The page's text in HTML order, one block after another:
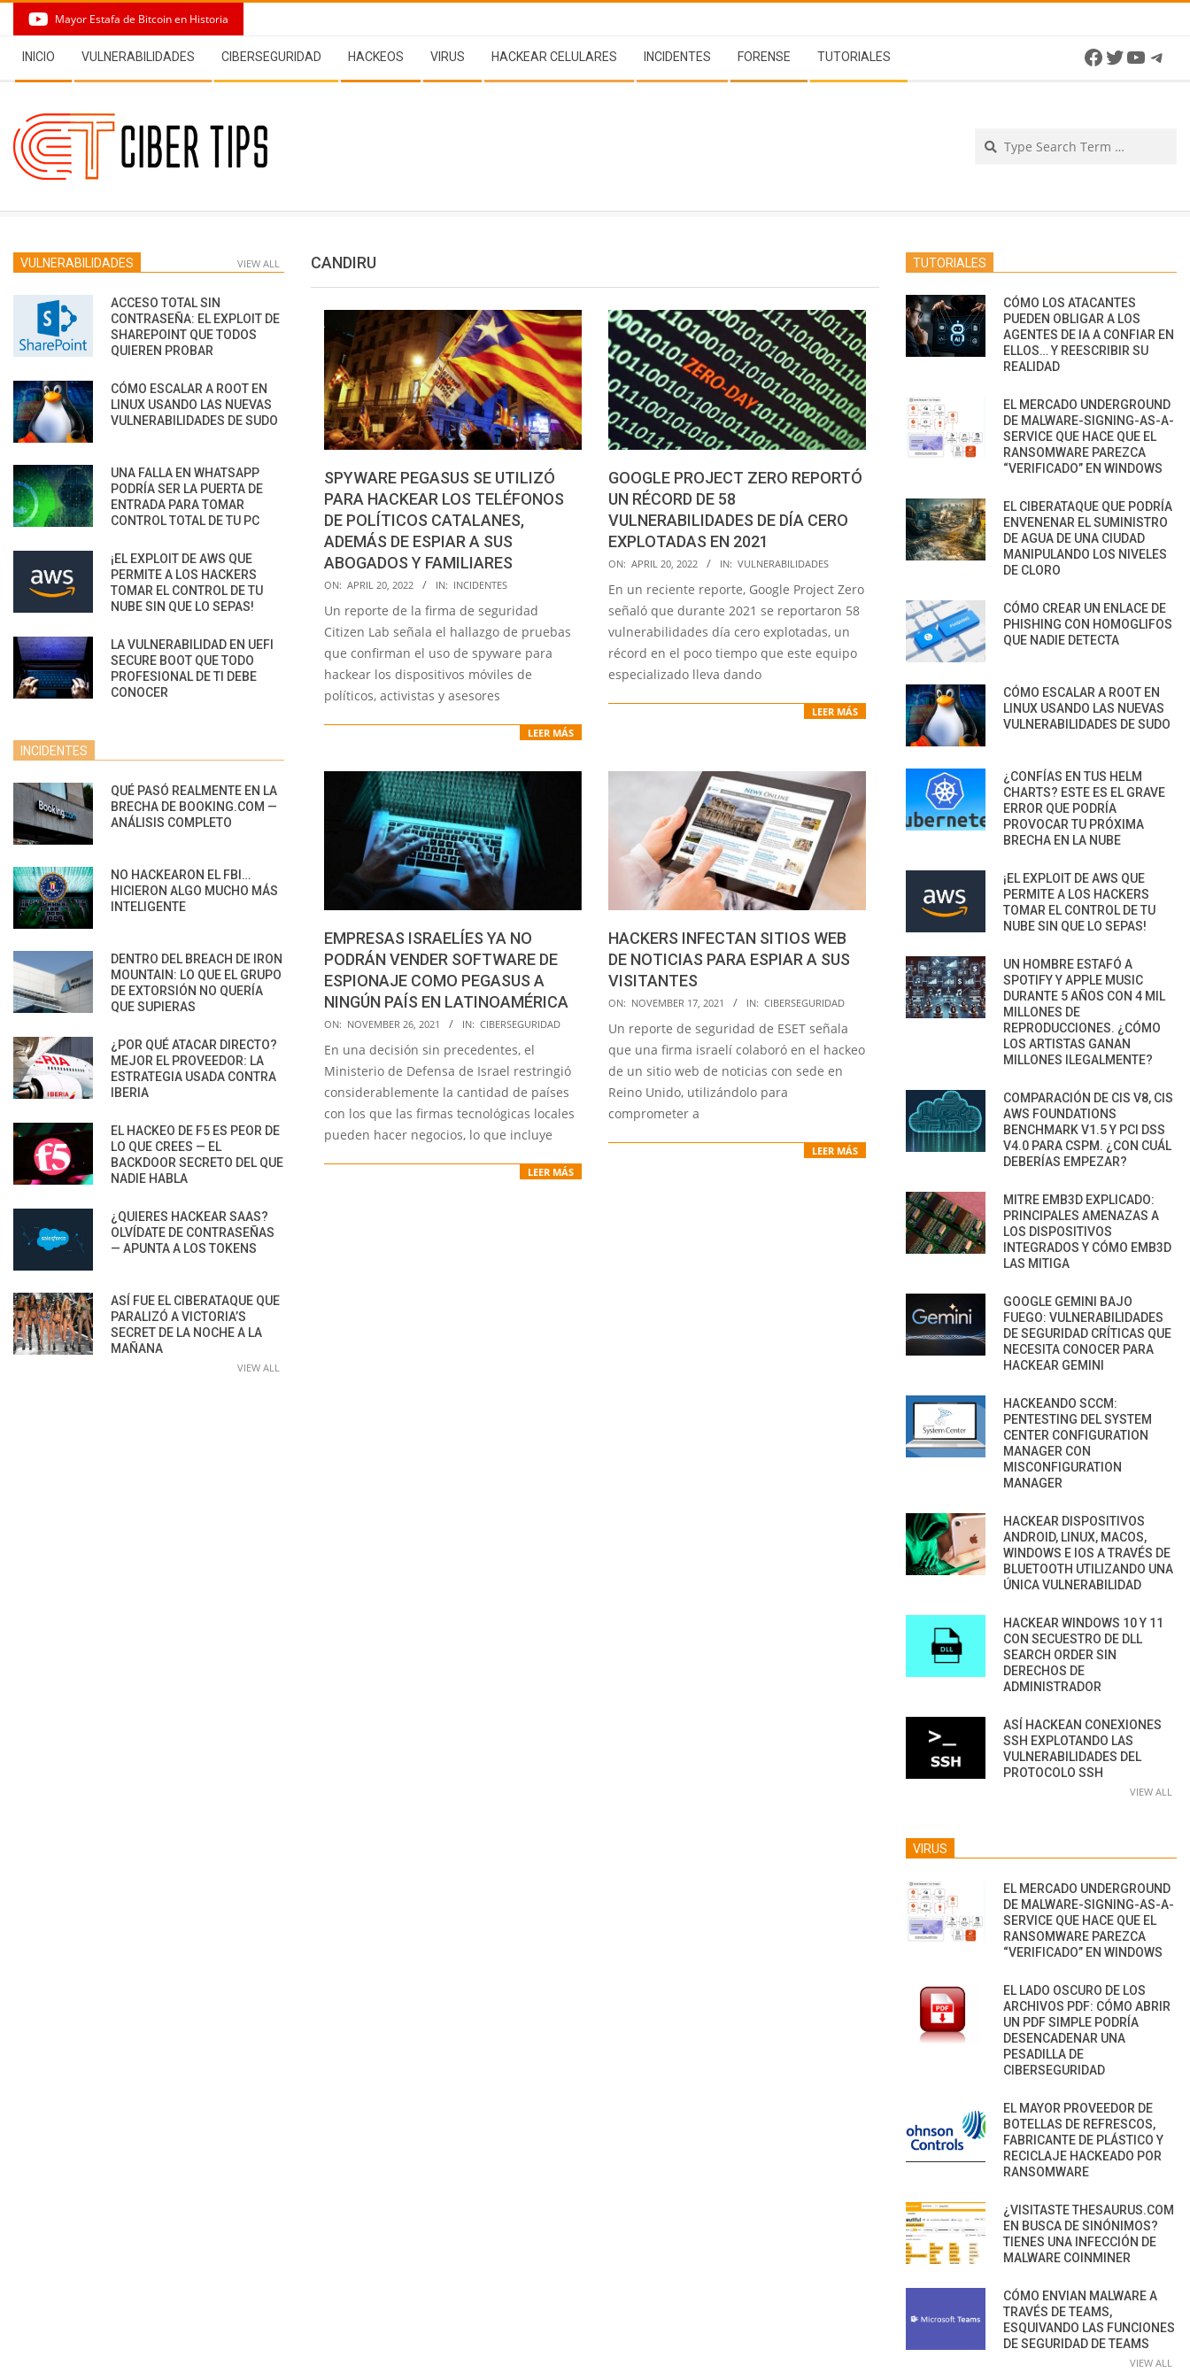
content
Mayor Estafa de Bitcoin en Historia
Navigation
Menu
INICIO VULNERABILIDADES CIBERSEGURIDAD HACKEOS VIRUS HACKEAR CELULARES INCIDENTES FORENSE TUTORIALES Facebook
Twitter
CANDIRU
SPYWARE PEGASUS SE UTILIZÓ
PARA HACKEAR LOS TELÉFONOS
DE POLÍTICOS CATALANES,
ADEMÁS DE ESPIAR A SUS
ABOGADOS Y FAMILIARES
2022-
04-
20
ON: APRIL 20, 2022 IN: INCIDENTES
Un reporte de la firma de seguridad
Citizen Lab señala el hallazgo de pruebas
que confirman el uso de spyware para
hackear los dispositivos móviles de
políticos, activistas y asesores
LEER MÁS
GOOGLE PROJECT ZERO REPORTÓ
UN RÉCORD DE 58
VULNERABILIDADES DE DÍA CERO
EXPLOTADAS EN 2021
2022-
04-
20
ON: APRIL 20, 2022 IN: VULNERABILIDADES
En un reciente reporte, Google Project Zero
señaló que durante 2021 se reportaron 58
vulnerabilidades día cero explotadas, un
récord en el poco tiempo que este equipo
especializado lleva dando
LEER MÁS
EMPRESAS ISRAELÍES YA NO
PODRÁN VENDER SOFTWARE DE
ESPIONAJE COMO PEGASUS A
NINGÚN PAÍS EN LATINOAMÉRICA
2021-
11-
26
ON: NOVEMBER 26, 2021 IN: CIBERSEGURIDAD
En una decisión sin precedentes, el
Ministerio de Defensa de Israel restringió
considerablemente la cantidad de países
con los que las firmas tecnológicas locales
pueden hacer negocios, lo que incluye
LEER MÁS
HACKERS INFECTAN SITIOS WEB
DE NOTICIAS PARA ESPIAR A SUS
VISITANTES
2021-
11-
17
ON: NOVEMBER 17, 2021 IN: CIBERSEGURIDAD
Un reporte de seguridad de ESET señala
que una firma israelí colaboró en el hackeo
de un sitio web de noticias con sede en
Reino Unido, utilizándolo para
comprometer a
LEER MÁS
VULNERABILIDADES VIEW ALL
ACCESO TOTAL SIN
CONTRASEÑA: EL EXPLOIT DE
SHAREPOINT QUE TODOS
QUIEREN PROBAR
CÓMO ESCALAR A ROOT EN
LINUX USANDO LAS NUEVAS
VULNERABILIDADES DE SUDO
UNA FALLA EN WHATSAPP
PODRÍA SER LA PUERTA DE
ENTRADA PARA TOMAR
CONTROL TOTAL DE TU PC
¡EL EXPLOIT DE AWS QUE
PERMITE A LOS HACKERS
TOMAR EL CONTROL DE TU
NUBE SIN QUE LO SEPAS!
LA VULNERABILIDAD EN UEFI
SECURE BOOT QUE TODO
PROFESIONAL DE TI DEBE
CONOCER
INCIDENTES
QUÉ PASÓ REALMENTE EN LA
BRECHA DE BOOKING.COM —
ANÁLISIS COMPLETO
NO HACKEARON EL FBI…
HICIERON ALGO MUCHO MÁS
INTELIGENTE
DENTRO DEL BREACH DE IRON
MOUNTAIN: LO QUE EL GRUPO
DE EXTORSIÓN NO QUERÍA
QUE SUPIERAS
¿POR QUÉ ATACAR DIRECTO?
MEJOR EL PROVEEDOR: LA
ESTRATEGIA USADA CONTRA
IBERIA
EL HACKEO DE F5 ES PEOR DE
LO QUE CREES — EL
BACKDOOR SECRETO DEL QUE
NADIE HABLA
¿QUIERES HACKEAR SAAS?
OLVÍDATE DE CONTRASEÑAS
— APUNTA A LOS TOKENS
ASÍ FUE EL CIBERATAQUE QUE
PARALIZÓ A VICTORIA’S
SECRET DE LA NOCHE A LA
MAÑANA
VIEW ALL
TUTORIALES
CÓMO LOS ATACANTES
PUEDEN OBLIGAR A LOS
AGENTES DE IA A CONFIAR EN
ELLOS… Y REESCRIBIR SU
REALIDAD
EL MERCADO UNDERGROUND
DE MALWARE-SIGNING-AS-A-
SERVICE QUE HACE QUE EL
RANSOMWARE PAREZCA
“VERIFICADO” EN WINDOWS
EL CIBERATAQUE QUE PODRÍA
ENVENENAR EL SUMINISTRO
DE AGUA DE UNA CIUDAD
MANIPULANDO LOS NIVELES
DE CLORO
CÓMO CREAR UN ENLACE DE
PHISHING CON HOMOGLIFOS
QUE NADIE DETECTA
CÓMO ESCALAR A ROOT EN
LINUX USANDO LAS NUEVAS
VULNERABILIDADES DE SUDO
¿CONFÍAS EN TUS HELM
CHARTS? ESTE ES EL GRAVE
ERROR QUE PODRÍA
PROVOCAR TU PRÓXIMA
BRECHA EN LA NUBE
¡EL EXPLOIT DE AWS QUE
PERMITE A LOS HACKERS
TOMAR EL CONTROL DE TU
NUBE SIN QUE LO SEPAS!
UN HOMBRE ESTAFÓ A
SPOTIFY Y APPLE MUSIC
DURANTE 5 AÑOS CON 4 MIL
MILLONES DE
REPRODUCCIONES. ¿CÓMO
LOS ARTISTAS GANAN
MILLONES ILEGALMENTE?
COMPARACIÓN DE CIS V8, CIS
AWS FOUNDATIONS
BENCHMARK V1.5 Y PCI DSS
V4.0 PARA CSPM. ¿CON CUÁL
DEBERÍAS EMPEZAR?
MITRE EMB3D EXPLICADO:
PRINCIPALES AMENAZAS A
LOS DISPOSITIVOS
INTEGRADOS Y CÓMO EMB3D
LAS MITIGA
GOOGLE GEMINI BAJO
FUEGO: VULNERABILIDADES
DE SEGURIDAD CRÍTICAS QUE
NECESITA CONOCER PARA
HACKEAR GEMINI
HACKEANDO SCCM:
PENTESTING DEL SYSTEM
CENTER CONFIGURATION
MANAGER CON
MISCONFIGURATION
MANAGER
HACKEAR DISPOSITIVOS
ANDROID, LINUX, MACOS,
WINDOWS E IOS A TRAVÉS DE
BLUETOOTH UTILIZANDO UNA
ÚNICA VULNERABILIDAD
HACKEAR WINDOWS 10 Y 11
CON SECUESTRO DE DLL
SEARCH ORDER SIN
DERECHOS DE
ADMINISTRADOR
ASÍ HACKEAN CONEXIONES
SSH EXPLOTANDO LAS
VULNERABILIDADES DEL
PROTOCOLO SSH
VIEW ALL
VIRUS
EL MERCADO UNDERGROUND
DE MALWARE-SIGNING-AS-A-
SERVICE QUE HACE QUE EL
RANSOMWARE PAREZCA
“VERIFICADO” EN WINDOWS
EL LADO OSCURO DE LOS
ARCHIVOS PDF: CÓMO ABRIR
UN PDF SIMPLE PODRÍA
DESENCADENAR UNA
PESADILLA DE
CIBERSEGURIDAD
EL MAYOR PROVEEDOR DE
BOTELLAS DE REFRESCOS,
FABRICANTE DE PLÁSTICO Y
RECICLAJE HACKEADO POR
RANSOMWARE
¿VISITASTE THESAURUS.COM
EN BUSCA DE SINÓNIMOS?
TIENES UNA INFECCIÓN DE
MALWARE COINMINER
CÓMO ENVIAN MALWARE A
TRAVÉS DE TEAMS,
ESQUIVANDO LAS FUNCIONES
DE SEGURIDAD DE TEAMS
VIEW ALL